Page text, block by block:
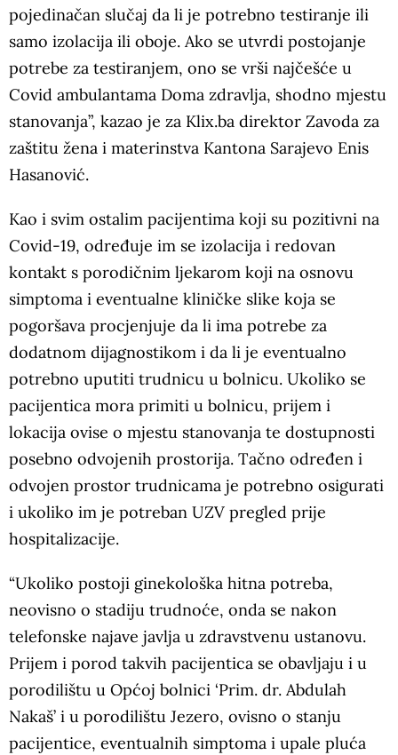
pojedinačan slučaj da li je potrebno testiranje ili
samo izolacija ili oboje. Ako se utvrdi postojanje
potrebe za testiranjem, ono se vrši najčešće u
Covid ambulantama Doma zdravlja, shodno mjestu
stanovanja”, kazao je za Klix.ba direktor Zavoda za
zaštitu žena i materinstva Kantona Sarajevo Enis
Hasanović.
Kao i svim ostalim pacijentima koji su pozitivni na
Covid-19, određuje im se izolacija i redovan
kontakt s porodičnim ljekarom koji na osnovu
simptoma i eventualne kliničke slike koja se
pogoršava procjenjuje da li ima potrebe za
dodatnom dijagnostikom i da li je eventualno
potrebno uputiti trudnicu u bolnicu. Ukoliko se
pacijentica mora primiti u bolnicu, prijem i
lokacija ovise o mjestu stanovanja te dostupnosti
posebno odvojenih prostorija. Tačno određen i
odvojen prostor trudnicama je potrebno osigurati
i ukoliko im je potreban UZV pregled prije
hospitalizacije.
“Ukoliko postoji ginekološka hitna potreba,
neovisno o stadiju trudnoće, onda se nakon
telefonske najave javlja u zdravstvenu ustanovu.
Prijem i porod takvih pacijentica se obavljaju i u
porodilištu u Općoj bolnici ‘Prim. dr. Abdulah
Nakaš’ i u porodilištu Jezero, ovisno o stanju
pacijentice, eventualnih simptoma i upale pluća